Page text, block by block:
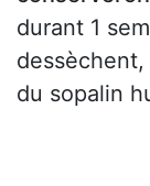
durant 1
du sopalin